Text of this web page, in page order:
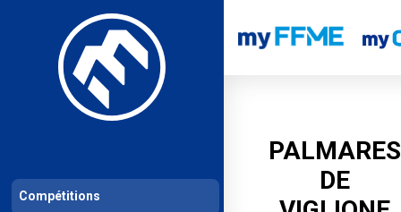
Les compétitions Calendrier de compétitions Classements
PALMARES
DE
Compétitions